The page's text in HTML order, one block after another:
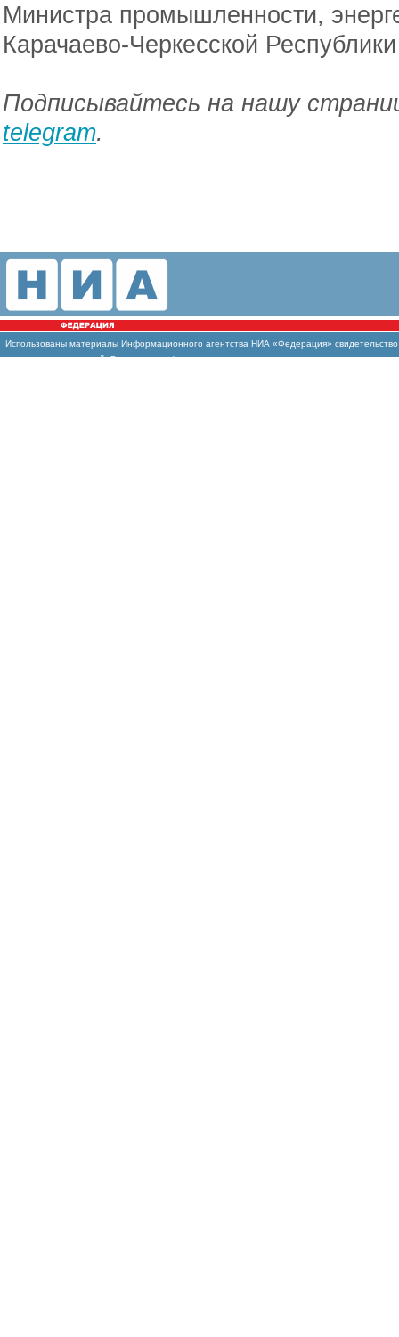
Министра промышленности,
Карачаево-Черкесской
Подписывайтесь на нашу
telegram.
Использованы материалы Информационного агентства НИА «Федерация»
массовых коммуникаций (Роскомнадзор)